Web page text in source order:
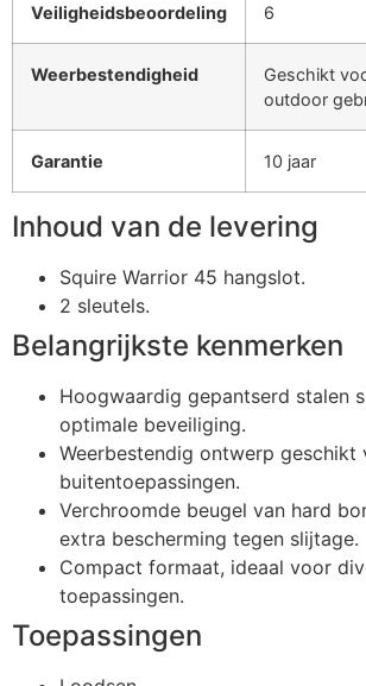
Veiligheidsbeoordeling 6
Weerbestendigheid
Geschikt
outdoor
Garantie 10 jaar
Inhoud van de levering
Squire Warrior 45 hangslot.
2 sleutels.
Belangrijkste kenmerken
Hoogwaardig gepantserd stalen
optimale beveiliging.
Weerbestendig ontwerp geschikt
buitentoepassingen.
Verchroomde beugel van hard
extra bescherming tegen slijtage.
Compact formaat, ideaal voor
toepassingen.
Toepassingen